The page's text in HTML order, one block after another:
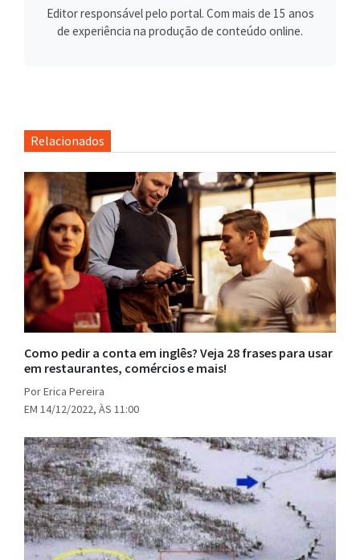
Editor responsável pelo portal. Com mais de 15 anos
de experiência na produção de conteúdo online.
Relacionados
Como pedir a conta em inglês? Veja 28 frases para usar
em restaurantes, comércios e mais!
Por Erica Pereira
EM 14/12/2022, ÀS 11:00